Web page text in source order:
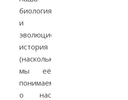
биология
и
эволюционная
история
(насколько
мы её
понимаем)
о нас